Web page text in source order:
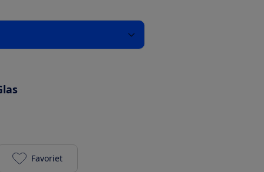
Tefal PerfectMix essential BL771B toevoegen aan
Favoriet